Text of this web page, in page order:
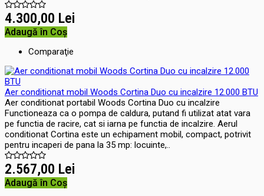
4.300,00 Lei
Adaugă în Coş
Comparaţie
Aer conditionat mobil Woods Cortina Duo cu incalzire 12.000 BTU
Aer conditionat portabil Woods Cortina Duo cu incalzire
Functioneaza ca o pompa de caldura, putand fi utilizat atat vara
pe functia de racire, cat si iarna pe functia de incalzire. Aerul
conditionat Cortina este un echipament mobil, compact, potrivit
pentru incaperi de pana la 35 mp: locuinte,..
2.567,00 Lei
Adaugă în Coş